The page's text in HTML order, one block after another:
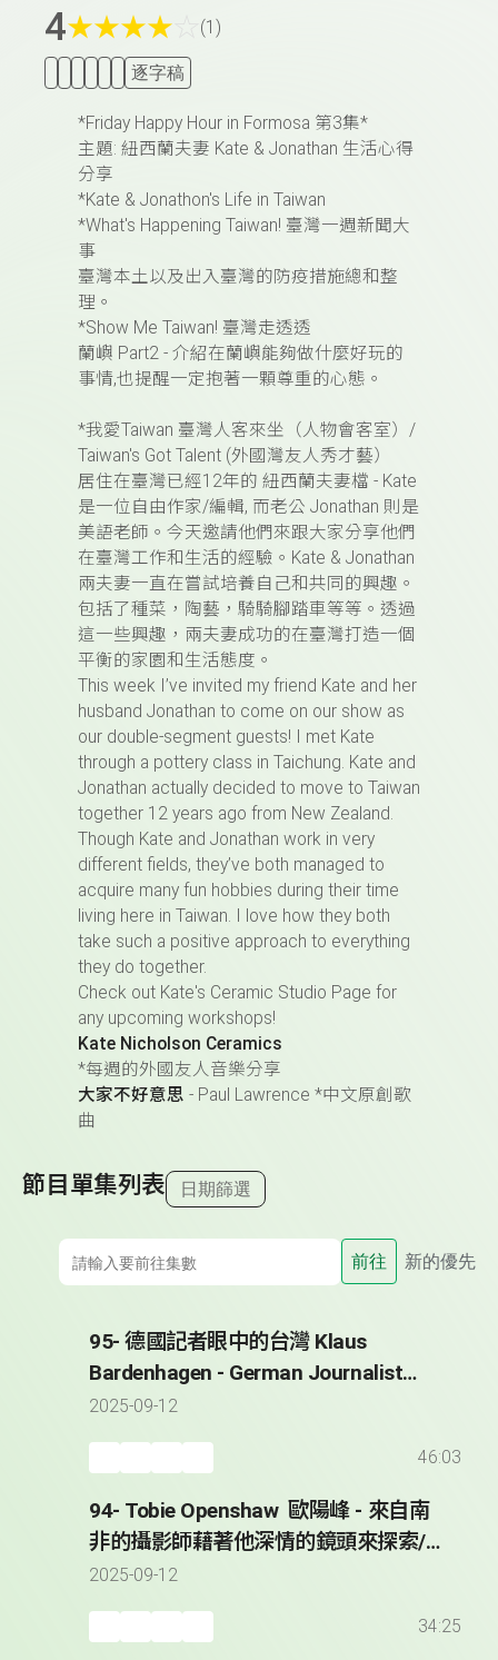
4★★★★ (1)
逐字稿
*Friday Happy Hour in Formosa 第3集*
主題: 紐西蘭夫妻 Kate & Jonathan 生活心得
分享
*Kate & Jonathon's Life in Taiwan
*What's Happening Taiwan! 臺灣一週新聞大
事
臺灣本土以及出入臺灣的防疫措施總和整
理。
*Show Me Taiwan! 臺灣走透透
蘭嶼 Part2 - 介紹在蘭嶼能夠做什麼好玩的
事情,也提醒一定抱著一顆尊重的心態。
*我愛Taiwan 臺灣人客來坐（人物會客室）/
Taiwan's Got Talent (外國灣友人秀才藝）
居住在臺灣已經12年的 紐西蘭夫妻檔 - Kate
是一位自由作家/編輯, 而老公 Jonathan 則是
美語老師。今天邀請他們來跟大家分享他們
在臺灣工作和生活的經驗。Kate & Jonathan
兩夫妻一直在嘗試培養自己和共同的興趣。
包括了種菜，陶藝，騎騎腳踏車等等。透過
這一些興趣，兩夫妻成功的在臺灣打造一個
平衡的家園和生活態度。
This week I’ve invited my friend Kate and her
husband Jonathan to come on our show as
our double-segment guests! I met Kate
through a pottery class in Taichung. Kate and
Jonathan actually decided to move to Taiwan
together 12 years ago from New Zealand.
Though Kate and Jonathan work in very
different fields, they’ve both managed to
acquire many fun hobbies during their time
living here in Taiwan. I love how they both
take such a positive approach to everything
they do together.
Check out Kate's Ceramic Studio Page for
any upcoming workshops!
Kate Nicholson Ceramics
*每週的外國友人音樂分享
大家不好意思 - Paul Lawrence *中文原創歌
曲
節目單集列表 日期篩選
前往 新的優先
95- 德國記者眼中的台灣 Klaus
Bardenhagen - German Journalist
Reporting from Taiwan since 2008
2025-09-12
46:03
94- Tobie Openshaw 歐陽峰 - 來自南
非的攝影師藉著他深情的鏡頭來探索/
紀錄台灣 * Taiwan Through the Lens
2025-09-12
34:25